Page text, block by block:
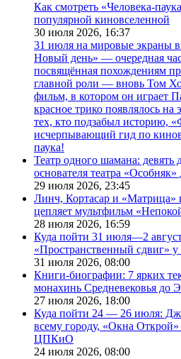
Как смотреть «Человека-
популярной киновселенной
30 июля 2026, 16:37
31 июля на мировые экраны
Новый день» — очередная
посвящённая похождениям
главной роли — вновь Том
фильм, в котором он играет
красное трико появлялось на
тех, кто подзабыл историю,
исчерпывающий гид по
паука!
Театр одного шамана: девять
основателя театра
29 июля 2026, 23:45
Линч, Кортасар и «Матрица»
цепляет мультфильм
28 июля 2026, 16:59
Куда пойти 31 июля—2
«Пространственный сдвиг»
31 июля 2026, 08:00
Книги-биографии: 7 ярких
монахинь Средневековья до
27 июля 2026, 18:00
Куда пойти 24 — 26 июля:
всему городу, «Окна
ЦПКиО
24 июля 2026, 08:00